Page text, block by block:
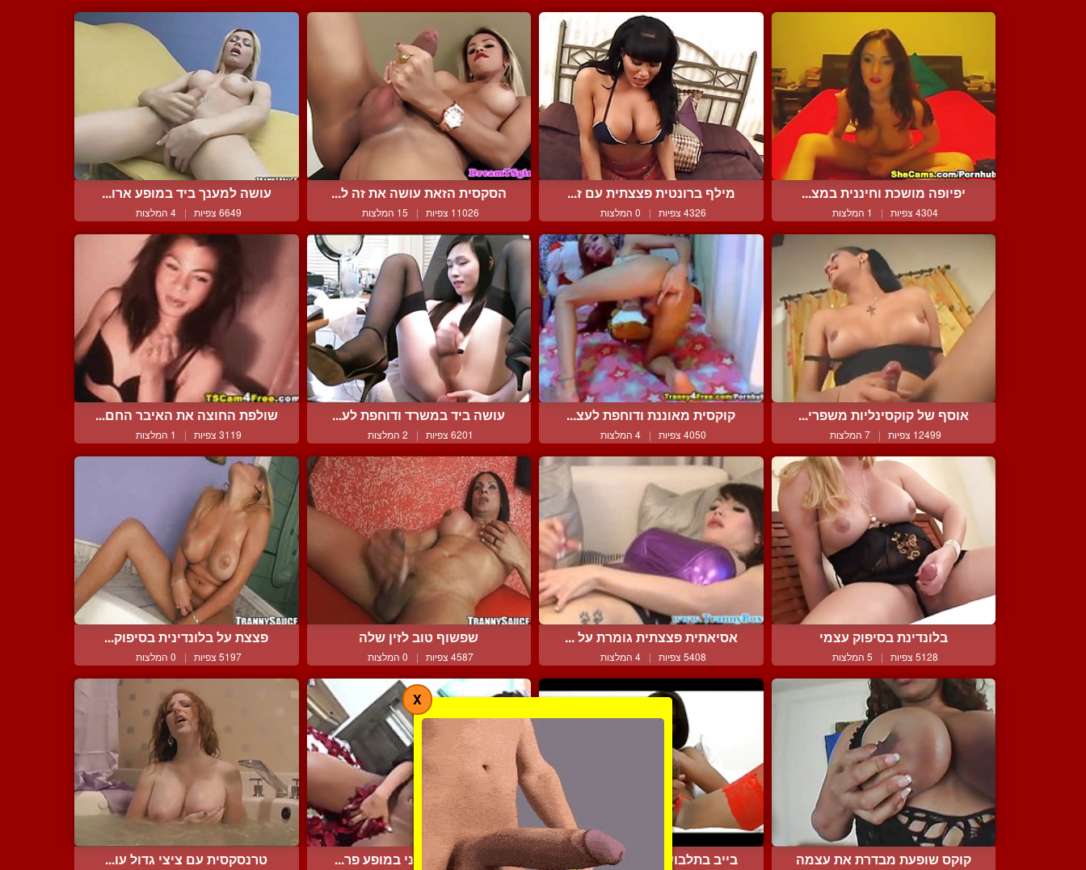
יפיופה מושכת וחיננית במצ...
4304 צפיות | 1 המלצות
מילף ברונטית פצצתית עם ז...
4326 צפיות | 0 המלצות
הסקסית הזאת עושה את זה ל...
11026 צפיות | 15 המלצות
עושה למענך ביד במופע ארו...
6649 צפיות | 4 המלצות
אוסף של קוקסינליות משפרי...
12499 צפיות | 7 המלצות
קוקסית מאוננת ודוחפת לעצ...
4050 צפיות | 4 המלצות
עושה ביד במשרד ודוחפת לע...
6201 צפיות | 2 המלצות
שולפת החוצה את האיבר החם...
3119 צפיות | 1 המלצות
בלונדינת בסיפוק עצמי
5128 צפיות | 5 המלצות
אסיאתית פצצתית גומרת על ...
5408 צפיות | 4 המלצות
שפשוף טוב לזין שלה
4587 צפיות | 0 המלצות
פצצת על בלונדינית בסיפוק...
5197 צפיות | 0 המלצות
קוקס שופעת מבדרת את עצמה בייב בתלבושת אדומה מגרה ... מיס לירה החושני במופע פר... טרנסקסית עם ציצי גדול עו...
X